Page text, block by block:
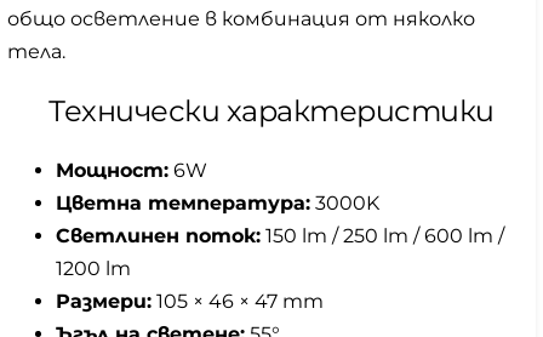
общо осветление в комбинация от няколко
тела.
Технически характеристики
Мощност: 6W
Цветна температура: 3000K
Светлинен поток: 150 lm / 250 lm / 600 lm /
1200 lm
Размери: 105 × 46 × 47 mm